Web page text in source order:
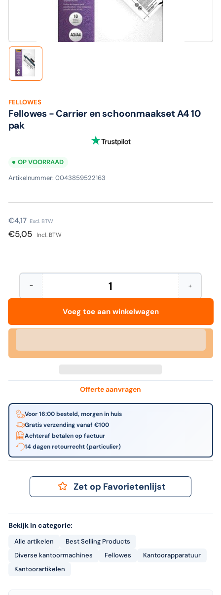
media
Laad
afbeelding
galerijweergave
FELLOWES
Fellowes - Carrier en schoonmaakset A4 10
pak
OP VOORRAAD
Artikelnummer: 0043859522163
Normale
prijs
€4,17 Excl. BTW
€5,05 Incl. BTW
−Aantal
verminderen
Carrier
A4
10
Hoeveelheid +Verhoog
het
Fellowes
-
A4
Voeg toe aan winkelwagen
Offerte aanvragen
Voor 16:00 besteld, morgen in huis
Gratis verzending vanaf €100
Achteraf betalen op factuur
14 dagen retourrecht (particulier)
Zet op Favorietenlijst
Bekijk in categorie:
Alle artikelen
Best Selling Products
Diverse kantoormachines
Fellowes
Kantoorapparatuur
Kantoorartikelen